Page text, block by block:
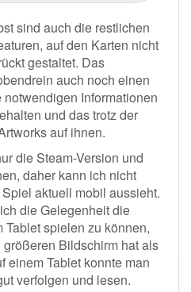
sind auch die restlichen
auf den Karten nicht
gestaltet. Das
auch noch einen
Informationen
und das trotz der
auf ihnen.
die Steam-Version und
daher kann ich nicht
aktuell mobil aussieht.
die Gelegenheit die
spielen zu können,
Bildschirm hat als
einem Tablet konnte man
verfolgen und lesen.